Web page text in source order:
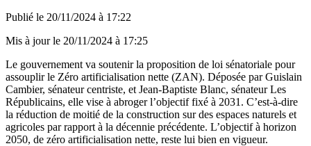
Publié le 20/11/2024 à 17:22
Mis à jour le 20/11/2024 à 17:25
Le gouvernement va soutenir la proposition de loi sénatoriale pour
assouplir le Zéro artificialisation nette (ZAN). Déposée par Guislain
Cambier, sénateur centriste, et Jean-Baptiste Blanc, sénateur Les
Républicains, elle vise à abroger l’objectif fixé à 2031. C’est-à-dire
la réduction de moitié de la construction sur des espaces naturels et
agricoles par rapport à la décennie précédente. L’objectif à horizon
2050, de zéro artificialisation nette, reste lui bien en vigueur.